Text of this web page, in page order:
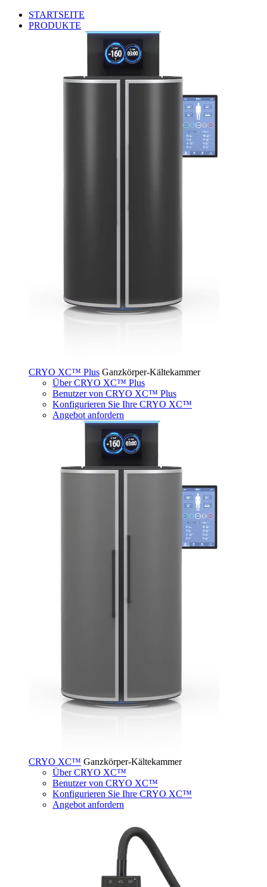
STARTSEITE
PRODUKTE
CRYO XC™ Plus Ganzkörper-Kältekammer
Über CRYO XC™ Plus
Benutzer von CRYO XC™ Plus
Konfigurieren Sie Ihre CRYO XC™
Angebot anfordern
CRYO XC™ Ganzkörper-Kältekammer
Über CRYO XC™
Benutzer von CRYO XC™
Konfigurieren Sie Ihre CRYO XC™
Angebot anfordern